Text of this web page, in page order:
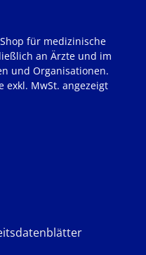
für medizinische
an Ärzte und im
und Organisationen.
exkl. MwSt. angezeigt